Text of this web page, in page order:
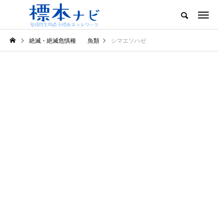
絶滅・絶滅危惧種 魚類 シマエソハゼ